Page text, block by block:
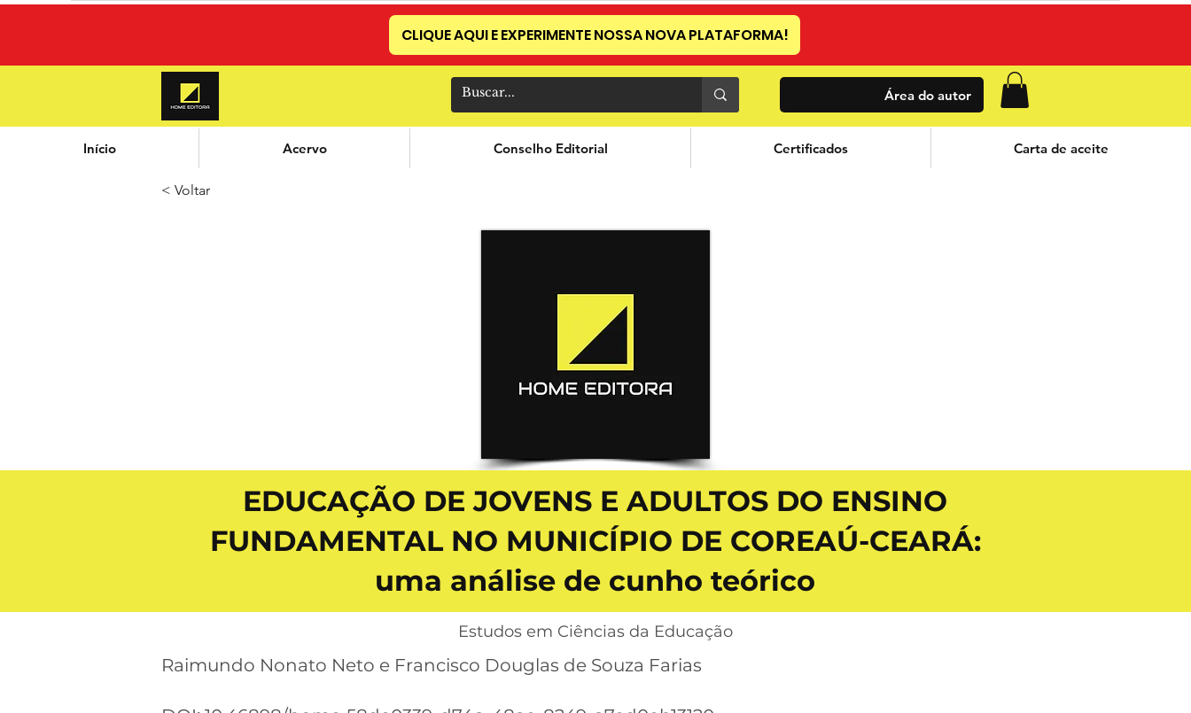
Área do autor
CLIQUE AQUI E EXPERIMENTE NOSSA NOVA PLATAFORMA!
Início Acervo Conselho Editorial Certificados Carta de aceite
< Voltar
EDUCAÇÃO DE JOVENS E ADULTOS DO ENSINO
FUNDAMENTAL NO MUNICÍPIO DE COREAÚ-CEARÁ:
uma análise de cunho teórico
Estudos em Ciências da Educação
Raimundo Nonato Neto e Francisco Douglas de Souza Farias